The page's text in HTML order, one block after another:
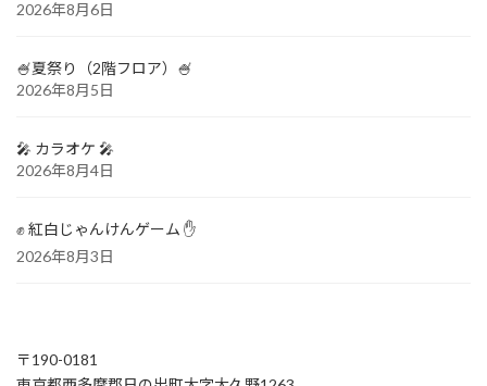
2026年8月6日
🍧夏祭り（2階フロア）🍧
2026年8月5日
🎤 カラオケ 🎤
2026年8月4日
✊ 紅白じゃんけんゲーム ✋
2026年8月3日
〒190-0181